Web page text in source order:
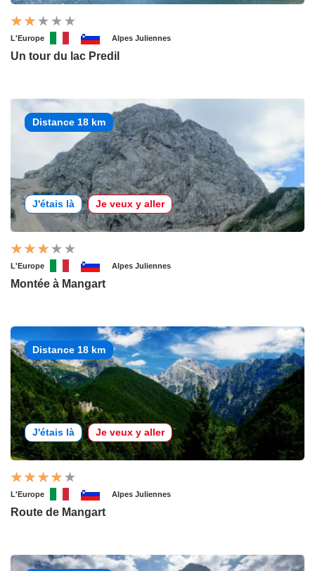
L'Europe Alpes Juliennes
Un tour du lac Predil
Distance 18 km
J'étais là Je veux y aller
L'Europe Alpes Juliennes
Montée à Mangart
Distance 18 km
J'étais là Je veux y aller
L'Europe Alpes Juliennes
Route de Mangart